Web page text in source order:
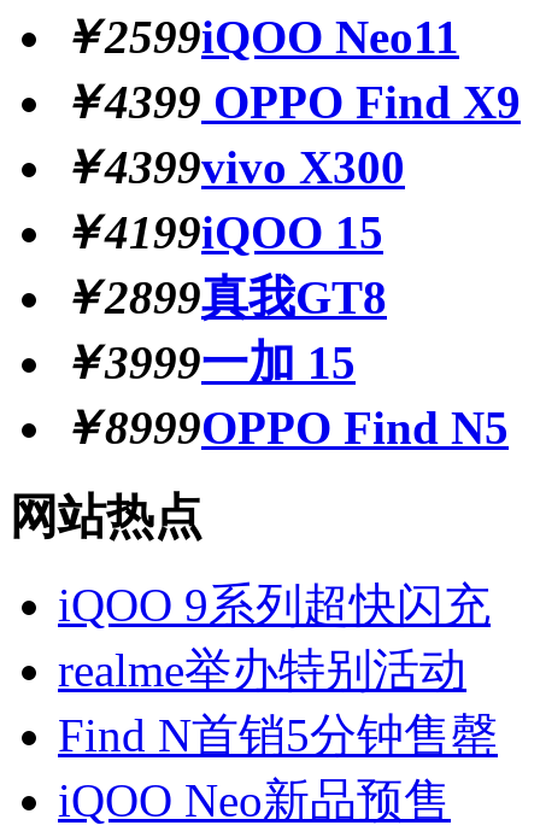
￥2599iQOO Neo11
￥4399 OPPO Find X9
￥4399vivo X300
￥4199iQOO 15
￥2899真我GT8
￥3999一加 15
￥8999OPPO Find N5
网站热点
iQOO 9系列超快闪充
realme举办特别活动
Find N首销5分钟售罄
iQOO Neo新品预售